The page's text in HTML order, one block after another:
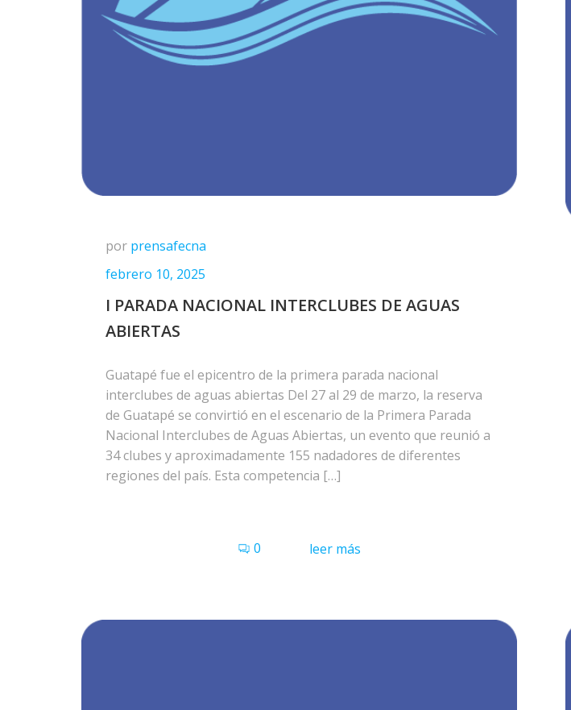
por prensafecna
febrero 10, 2025
I PARADA NACIONAL INTERCLUBES DE AGUAS
ABIERTAS
Guatapé fue el epicentro de la primera parada nacional
interclubes de aguas abiertas Del 27 al 29 de marzo, la reserva
de Guatapé se convirtió en el escenario de la Primera Parada
Nacional Interclubes de Aguas Abiertas, un evento que reunió a
34 clubes y aproximadamente 155 nadadores de diferentes
regiones del país. Esta competencia […]
0 leer más